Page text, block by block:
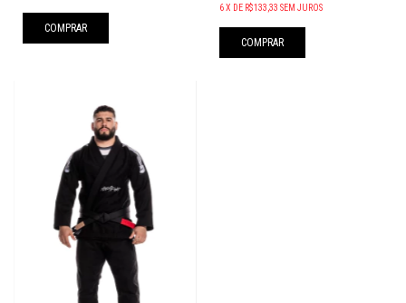
COMPRAR
6 X DE R$133,33 SEM JUROS
COMPRAR